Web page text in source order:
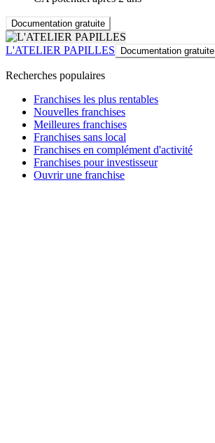
Documentation gratuite
L'ATELIER PAPILLES Documentation gratuite
Recherches populaires
Franchises les plus rentables
Nouvelles franchises
Meilleures franchises
Franchises sans local
Franchises en complément d'activité
Franchises pour investisseur
Ouvrir une franchise